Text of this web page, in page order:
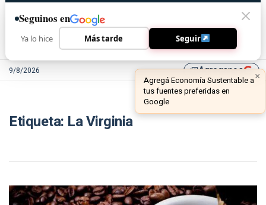
9/8/2026 library_addAgreganos ×
Agregá Economía Sustentable a
tus fuentes preferidas en
Google
Etiqueta: La Virginia
Seguinos en
Ya lo hice Más tarde Seguir